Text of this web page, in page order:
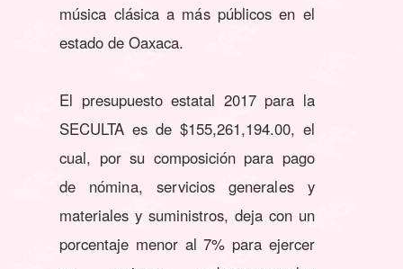
música clásica a más públicos en el
estado de Oaxaca.
El presupuesto estatal 2017 para la
SECULTA es de $155,261,194.00, el
cual, por su composición para pago
de nómina, servicios generales y
materiales y suministros, deja con un
porcentaje menor al 7% para ejercer